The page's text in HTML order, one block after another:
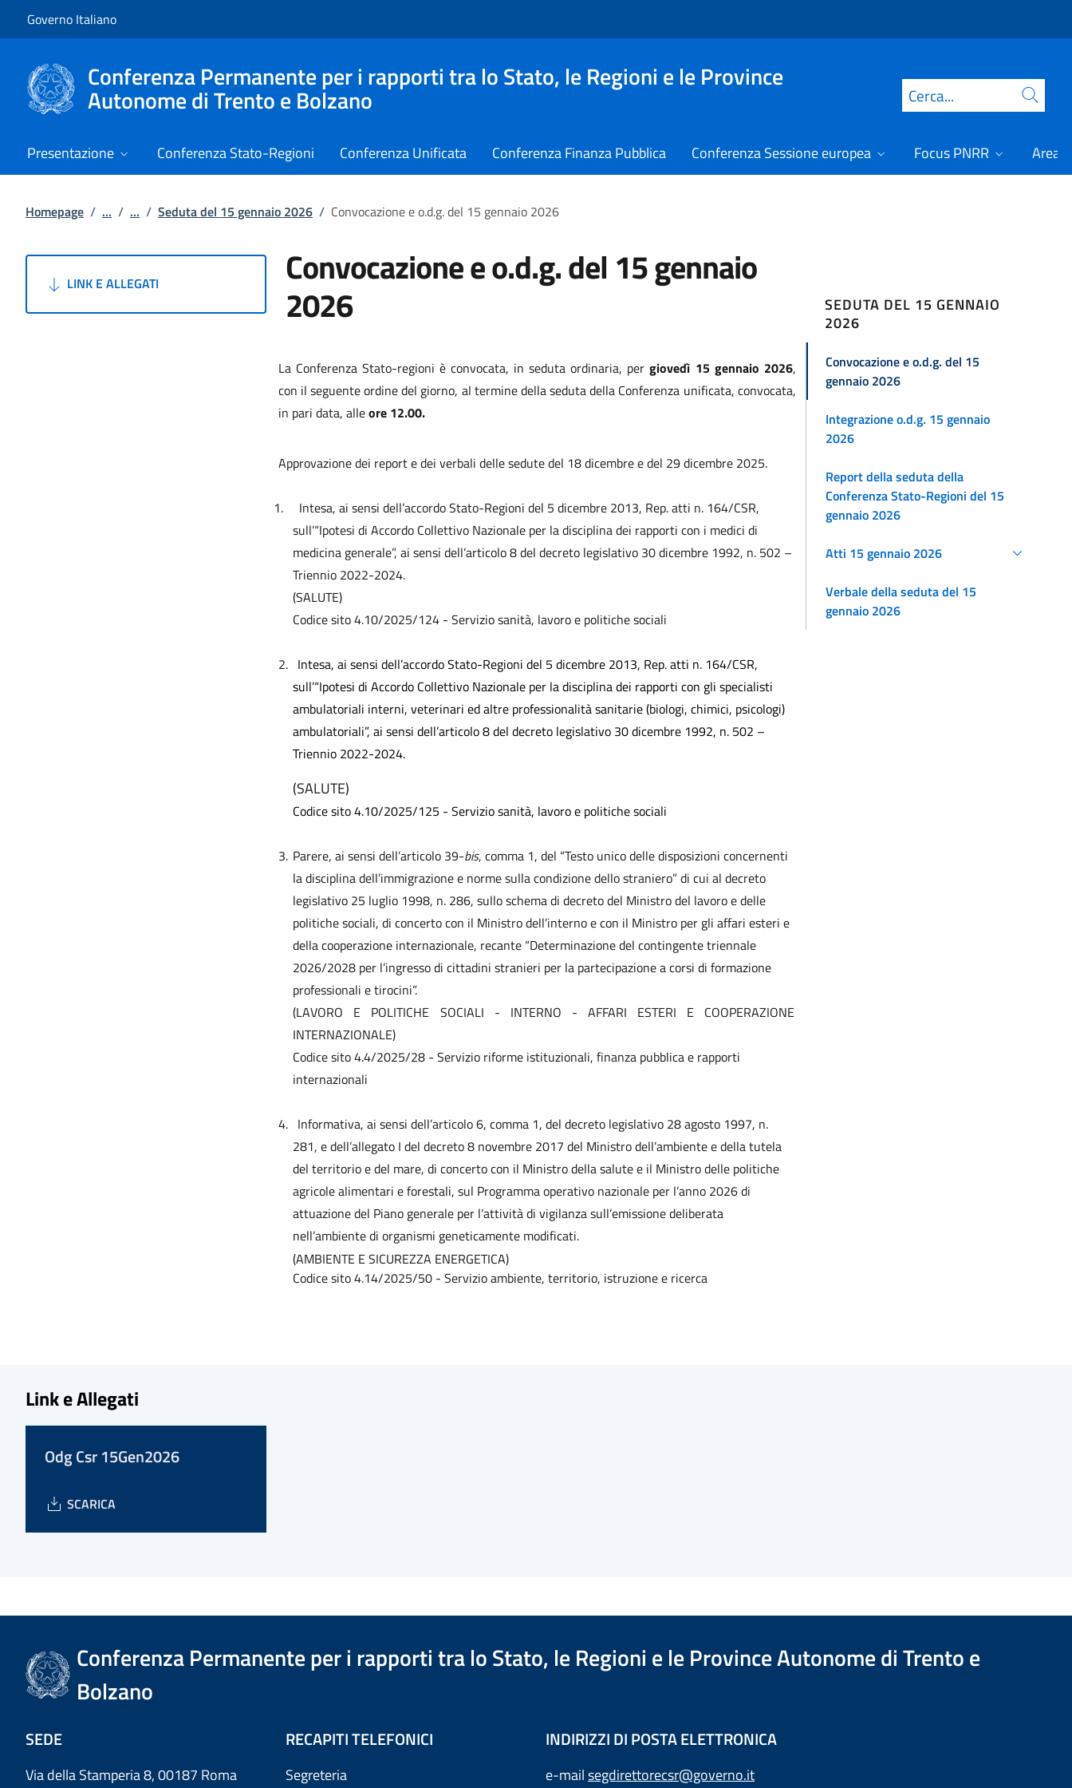
Governo Italiano
Conferenza Permanente per i rapporti tra lo Stato, le Regioni e le Province
Autonome di Trento e Bolzano Cerca
Presentazione Conferenza Stato-Regioni Conferenza Unificata Conferenza Finanza Pubblica Conferenza Sessione europea Focus PNRR Area
Homepage / ... / ... / Seduta del 15 gennaio 2026 / Convocazione e o.d.g. del 15 gennaio 2026
LINK E ALLEGATI Convocazione e o.d.g. del 15 gennaio
2026
La Conferenza Stato-regioni è convocata, in seduta ordinaria, pergiovedì 15 gennaio 2026,
con il seguente ordine del giorno, al termine della seduta della Conferenza unificata, convocata,
in pari data, alleore 12.00.
Approvazione dei report e dei verbali delle sedute del 18 dicembre e del 29 dicembre 2025.
1. Intesa, ai sensi dell’accordo Stato-Regioni del 5 dicembre 2013, Rep. atti n. 164/CSR,
sull’“Ipotesi di Accordo Collettivo Nazionale per la disciplina dei rapporti con i medici di
medicina generale”, ai sensi dell’articolo 8 del decreto legislativo 30 dicembre 1992, n. 502 –
Triennio 2022-2024.
(SALUTE)
Codice sito 4.10/2025/124 - Servizio sanità, lavoro e politiche sociali
2. Intesa, ai sensi dell’accordo Stato-Regioni del 5 dicembre 2013, Rep. atti n. 164/CSR,
sull’“Ipotesi di Accordo Collettivo Nazionale per la disciplina dei rapporti con gli specialisti
ambulatoriali interni, veterinari ed altre professionalità sanitarie (biologi, chimici, psicologi)
ambulatoriali”, ai sensi dell’articolo 8 del decreto legislativo 30 dicembre 1992, n. 502 –
Triennio 2022-2024.
(SALUTE)
Codice sito 4.10/2025/125 - Servizio sanità, lavoro e politiche sociali
3. Parere, ai sensi dell’articolo 39-bis, comma 1, del “Testo unico delle disposizioni concernenti
la disciplina dell’immigrazione e norme sulla condizione dello straniero” di cui al decreto
legislativo 25 luglio 1998, n. 286, sullo schema di decreto del Ministro del lavoro e delle
politiche sociali, di concerto con il Ministro dell’interno e con il Ministro per gli affari esteri e
della cooperazione internazionale, recante “Determinazione del contingente triennale
2026/2028 per l’ingresso di cittadini stranieri per la partecipazione a corsi di formazione
professionali e tirocini”.
(LAVORO E POLITICHE SOCIALI - INTERNO - AFFARI ESTERI E COOPERAZIONE
INTERNAZIONALE)
Codice sito4.4/2025/28 - Servizio riforme istituzionali, finanza pubblica e rapporti
internazionali
4. Informativa, ai sensi dell’articolo 6, comma 1, del decreto legislativo 28 agosto 1997, n.
281, e dell’allegato I del decreto 8 novembre 2017 del Ministro dell’ambiente e della tutela
del territorio e del mare, di concerto con il Ministro della salute e il Ministro delle politiche
agricole alimentari e forestali, sul Programma operativo nazionale per l’anno 2026 di
attuazione del Piano generale per l’attività di vigilanza sull’emissione deliberata
nell’ambiente di organismi geneticamente modificati.
(AMBIENTE E SICUREZZA ENERGETICA)
Codice sito 4.14/2025/50 -Servizio ambiente, territorio, istruzione e ricerca
SEDUTA DEL 15 GENNAIO
2026
Convocazione e o.d.g. del 15
gennaio 2026
Integrazione o.d.g. 15 gennaio
2026
Report della seduta della
Conferenza Stato-Regioni del 15
gennaio 2026
Atti 15 gennaio 2026
Verbale della seduta del 15
gennaio 2026
Link e Allegati
Odg Csr 15Gen2026
SCARICA
Conferenza Permanente per i rapporti tra lo Stato, le Regioni e le Province Autonome di Trento e
Bolzano
SEDE
Via della Stamperia 8, 00187 Roma
RECAPITI TELEFONICI
Segreteria
INDIRIZZI DI POSTA ELETTRONICA
e-mailsegdirettorecsr@governo.it